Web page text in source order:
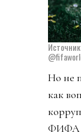
Но не
как
ФИФА